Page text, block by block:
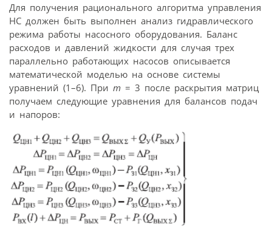
Для получения рационального алгоритма управления
НС должен быть выполнен анализ гидравлического
режима работы насосного оборудования. Баланс
расходов и давлений жидкости для случая трех
параллельно работающих насосов описывается
математической моделью на основе системы
уравнений (1–6). При m = 3 после раскрытия матриц
получаем следующие уравнения для балансов подач
и напоров: